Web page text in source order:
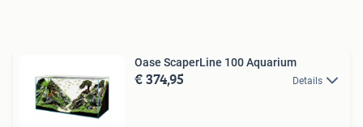
Oase ScaperLine 100 Aquarium
€ 374,95 Details